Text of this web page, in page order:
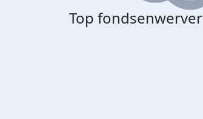
Top fondsenwerver